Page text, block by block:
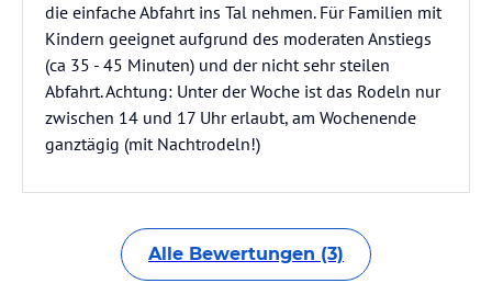
die einfache Abfahrt ins Tal nehmen. Für Familien mit
Kindern geeignet aufgrund des moderaten Anstiegs
(ca 35 - 45 Minuten) und der nicht sehr steilen
Abfahrt. Achtung: Unter der Woche ist das Rodeln nur
zwischen 14 und 17 Uhr erlaubt, am Wochenende
ganztägig (mit Nachtrodeln!)
Alle Bewertungen (3)